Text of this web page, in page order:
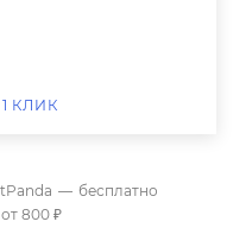
КЛИК
— бесплатно
от 800 ₽